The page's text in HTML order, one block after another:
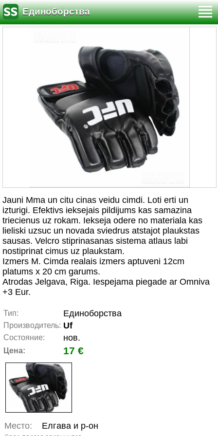
Единоборства
Jauni Mma un citu cinas veidu cimdi. Loti erti un
izturigi. Efektivs ieksejais pildijums kas samazina
triecienus uz rokam. Iekseja odere no materiala kas
lieliski uzsuc un novada sviedrus atstajot plaukstas
sausas. Velcro stiprinasanas sistema atlaus labi
nostiprinat cimus uz plaukstam.
Izmers M. Cimda realais izmers aptuveni 12cm
platums x 20 cm garums.
Atrodas Jelgava, Riga. Iespejama piegade ar Omniva
+3 Eur.
Тип: Единоборства
Производитель: Uf
Состояние: нов.
Цена: 17 €
Место: Елгава и р-он